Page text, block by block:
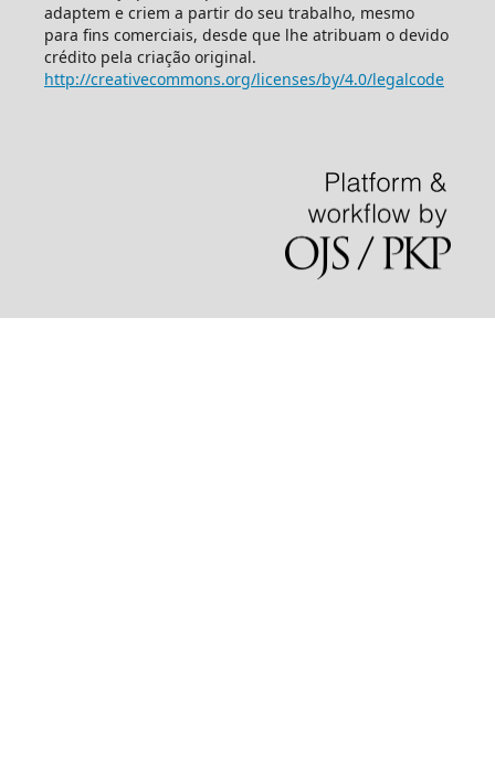
adaptem e criem a partir do seu trabalho, mesmo
para fins comerciais, desde que lhe atribuam o devido
crédito pela criação original.
http://creativecommons.org/licenses/by/4.0/legalcode